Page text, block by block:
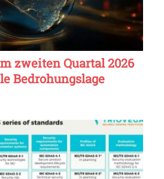
zweiten Quartal 2026
Bedrohungslage